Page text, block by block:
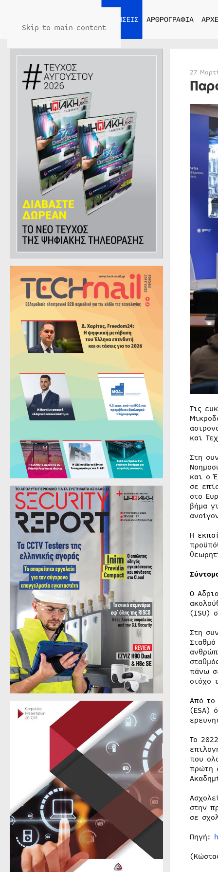
Skip to main content
ΕΙΔΗΣΕΙΣ ΑΡΘΡΟΓΡΑΦΙΑ
27
Τις
και
Στη
και ο
σε
στο
βήμα
Η
Ο
(ISU)
Στη
πάνω
στόχο
Από το
(ESA)
Το
που
πρώτη
στην
σε
Πηγή: